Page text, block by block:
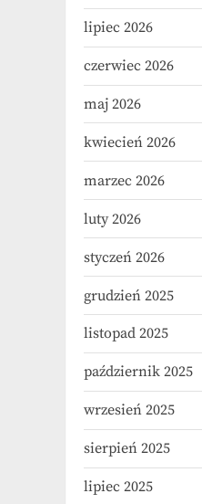
lipiec 2026
czerwiec 2026
maj 2026
kwiecień 2026
marzec 2026
luty 2026
styczeń 2026
grudzień 2025
listopad 2025
październik 2025
wrzesień 2025
sierpień 2025
lipiec 2025